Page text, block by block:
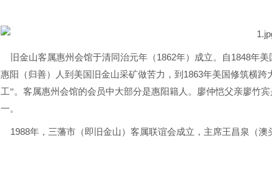
旧金山客属惠州会馆于清同治元年（1862年）成立。自1848年美
惠阳（归善）人到美国旧金山采矿做苦力，到 1863年美国修筑横跨
工”。客属惠州会馆的会员中大部分是惠阳籍人。廖仲恺父亲廖竹
一。
1988年，三藩市（即旧金山）客属联谊会成立，主席王昌泉（